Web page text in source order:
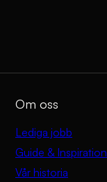
Om oss
Lediga jobb
Guide & Inspiration
Vår historia